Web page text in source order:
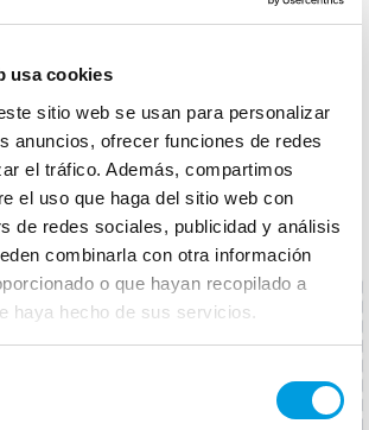
usa cookies
sitio web se usan para personalizar
anuncios, ofrecer funciones de redes
el tráfico. Además, compartimos
el uso que haga del sitio web con
de redes sociales, publicidad y análisis
combinarla con otra información
o que hayan recopilado a
haya hecho de sus servicios.
en els rangs d’edat més
s’incrementa amb l’edat dels
.